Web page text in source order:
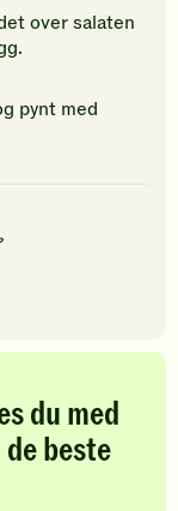
over salaten
pynt med
du med
beste